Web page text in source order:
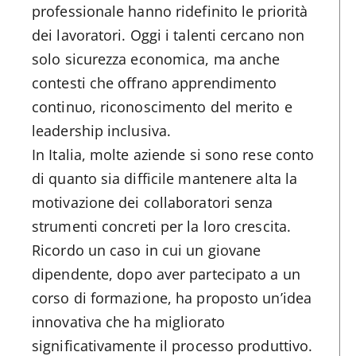
professionale hanno ridefinito le priorità
dei lavoratori. Oggi i talenti cercano non
solo sicurezza economica, ma anche
contesti che offrano apprendimento
continuo, riconoscimento del merito e
leadership inclusiva.
In Italia, molte aziende si sono rese conto
di quanto sia difficile mantenere alta la
motivazione dei collaboratori senza
strumenti concreti per la loro crescita.
Ricordo un caso in cui un giovane
dipendente, dopo aver partecipato a un
corso di formazione, ha proposto un’idea
innovativa che ha migliorato
significativamente il processo produttivo.